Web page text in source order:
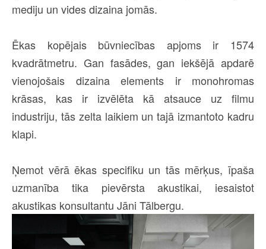
mediju un vides dizaina jomās.
Ēkas kopējais būvniecības apjoms ir 1574
kvadrātmetru. Gan fasādes, gan iekšējā apdarē
vienojošais dizaina elements ir monohromas
krāsas, kas ir izvēlēta kā atsauce uz filmu
industriju, tās zelta laikiem un tajā izmantoto kadru
klapi.
Ņemot vērā ēkas specifiku un tās mērķus, īpaša
uzmanība tika pievērsta akustikai, iesaistot
akustikas konsultantu Jāni Tālbergu.